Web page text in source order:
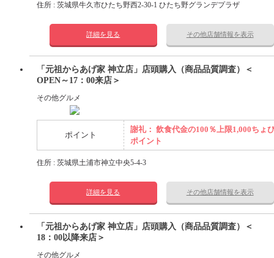
住所 : 茨城県牛久市ひたち野西2-30-1 ひたち野グランデプラザ
詳細を見る その他店舗情報を表示
「元祖からあげ家 神立店」店頭購入（商品品質調査）＜
OPEN～17：00来店＞
その他グルメ
ポイント
謝礼： 飲食代金の100％上限1,000ちょ
ポイント
住所 : 茨城県土浦市神立中央5-4-3
詳細を見る その他店舗情報を表示
「元祖からあげ家 神立店」店頭購入（商品品質調査）＜
18：00以降来店＞
その他グルメ